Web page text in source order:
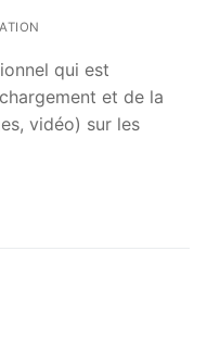
qui est
et de la
vidéo) sur les